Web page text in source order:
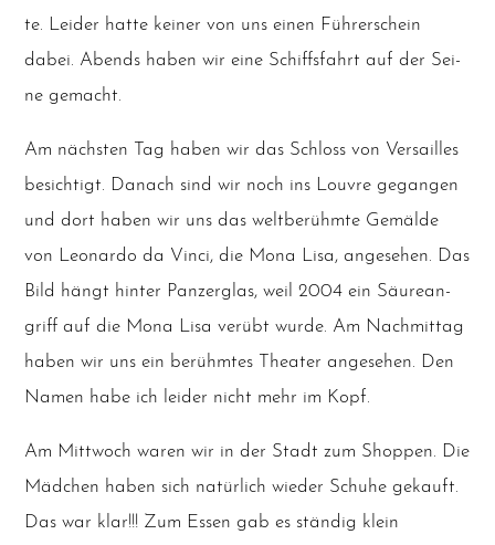
te. Lei­der hat­te kei­ner von uns einen Füh­rer­schein
dabei. Abends haben wir eine Schiffs­fahrt auf der Sei­
ne gemacht.
Am nächs­ten Tag haben wir das Schloss von Ver­sailles
besich­tigt. Danach sind wir noch ins Lou­vre gegan­gen
und dort haben wir uns das welt­be­rühm­te Gemäl­de
von Leo­nar­do da Vin­ci, die Mona Lisa, ange­se­hen. Das
Bild hängt hin­ter Pan­zer­glas, weil 2004 ein Säu­re­an­
griff auf die Mona Lisa ver­übt wur­de. Am Nach­mit­tag
haben wir uns ein berühm­tes Thea­ter ange­se­hen. Den
Namen habe ich lei­der nicht mehr im Kopf.
Am Mitt­woch waren wir in der Stadt zum Shop­pen. Die
Mäd­chen haben sich natür­lich wie­der Schu­he gekauft.
Das war klar!!! Zum Essen gab es stän­dig klein